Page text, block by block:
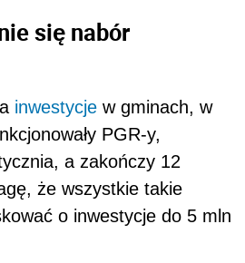
się nabór
inwestycje w gminach, w
PGR-y,
a zakończy 12
że wszystkie takie
o inwestycje do 5 mln